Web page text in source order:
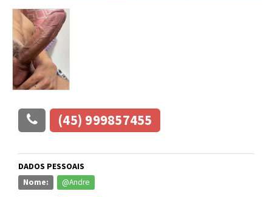
(45) 999857455
DADOS PESSOAIS
Nome: @Andre